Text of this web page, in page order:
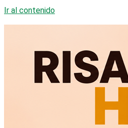
Ir al contenido